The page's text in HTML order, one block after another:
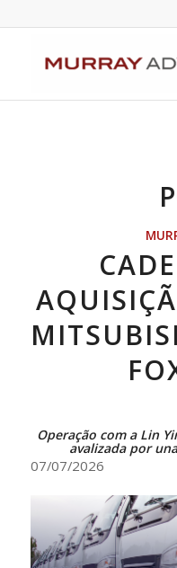
Operação com a Lin
avalizada por
07/07/2026